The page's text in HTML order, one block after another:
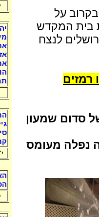
על
בית המקדש
לנצח
רמזים
סדום שמעון
נפלה מעומס